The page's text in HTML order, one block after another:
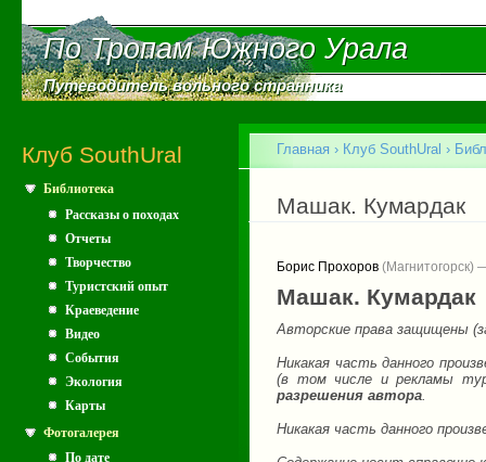
По Тропам Южного Урала
По Тропам Южного Урала
Путеводитель вольного странника
Путеводитель вольного странника
Клуб SouthUral
Библиотека
Рассказы о походах
Отчеты
Творчество
Туристский опыт
Краеведение
Видео
События
Экология
Карты
Фотогалерея
По дате
Вы здесь
Главная › Клуб SouthUral ›
Машак. Кумардак
Борис Прохоров (Магнитогорск)
Машак. Кумардак
Авторские права защищены
Никакая часть данного
(в том числе и рекламы
разрешения автора.
Никакая часть данного